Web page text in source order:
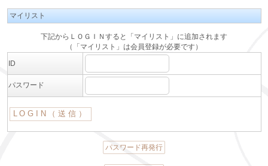
マイリスト
下記からＬＯＧＩＮすると「マイリスト」に追加されます
（「マイリスト」は会員登録が必要です）
ID
パスワード
パスワード再発行